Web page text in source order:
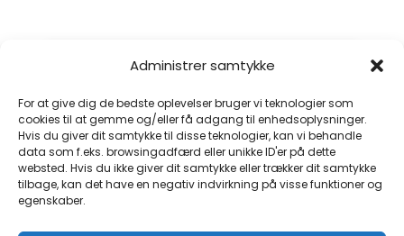
Administrer samtykke
For at give dig de bedste oplevelser bruger vi teknologier som
cookies til at gemme og/eller få adgang til enhedsoplysninger.
Hvis du giver dit samtykke til disse teknologier, kan vi behandle
data som f.eks. browsingadfærd eller unikke ID'er på dette
websted. Hvis du ikke giver dit samtykke eller trækker dit samtykke
tilbage, kan det have en negativ indvirkning på visse funktioner og
egenskaber.
Klik for at acceptere markedsføring
cookies og aktivere dette indhold